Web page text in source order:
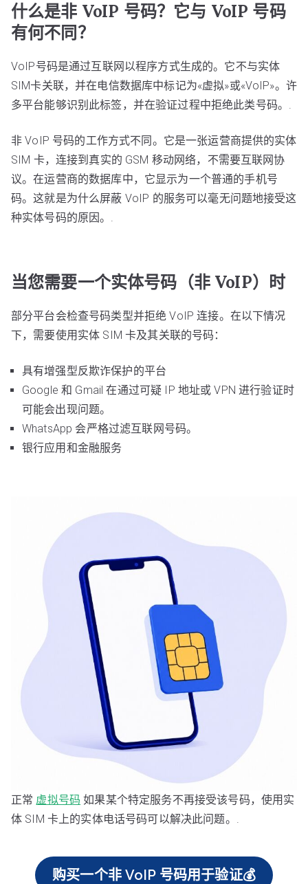
什么是非 VoIP 号码？它与 VoIP 号码
有何不同？
VoIP号码是通过互联网以程序方式生成的。它不与实体
SIM卡关联，并在电信数据库中标记为«虚拟»或«VoIP»。许
多平台能够识别此标签，并在验证过程中拒绝此类号码。.
非 VoIP 号码的工作方式不同。它是一张运营商提供的实体
SIM 卡，连接到真实的 GSM 移动网络，不需要互联网协
议。在运营商的数据库中，它显示为一个普通的手机号
码。这就是为什么屏蔽 VoIP 的服务可以毫无问题地接受这
种实体号码的原因。.
当您需要一个实体号码（非 VoIP）时
部分平台会检查号码类型并拒绝 VoIP 连接。在以下情况
下，需要使用实体 SIM 卡及其关联的号码：
具有增强型反欺诈保护的平台
Google 和 Gmail 在通过可疑 IP 地址或 VPN 进行验证时
可能会出现问题。
WhatsApp 会严格过滤互联网号码。
银行应用和金融服务
正常 虚拟号码 如果某个特定服务不再接受该号码，使用实
体 SIM 卡上的实体电话号码可以解决此问题。.
购买一个非 VoIP 号码用于验证💰